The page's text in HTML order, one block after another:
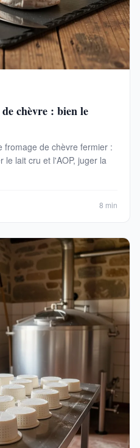
chèvre : bien le
fromage de chèvre fermier :
le lait cru et l'AOP, juger la
8 min